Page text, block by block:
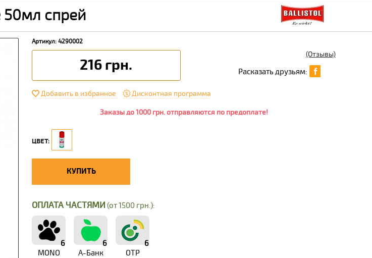
50мл спрей
Артикул: 4290002
216 грн.
(Отзывы)
Расказать друзьям:
Добавить в избранное Дисконтная программа
Заказы до 1000 грн. отправляются по предоплате!
ЦВЕТ:
КУПИТЬ
ОПЛАТА ЧАСТЯМИ (от 1500 грн.):
6
MONO
6
А-Банк
6
OTP